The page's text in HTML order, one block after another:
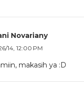
Novariany
14, 12:00 PM
makasih ya :D